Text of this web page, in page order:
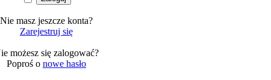
Nie masz jeszcze konta?
Zarejestruj się
możesz się zalogować?
Poproś o nowe hasło